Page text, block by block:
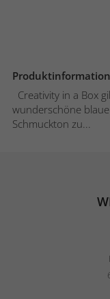
Produktinformation
Creativity in a Box
wunderschöne
Schmuckton zu...